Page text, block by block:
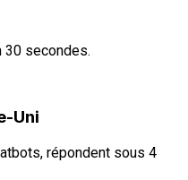
30 secondes.
Uni
répondent sous 4